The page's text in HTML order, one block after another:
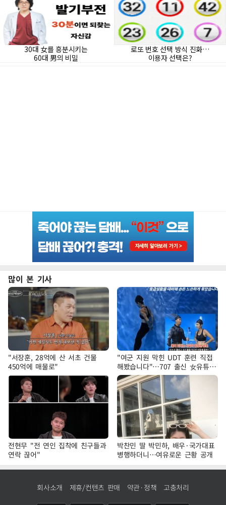
많이 본 기사
"서장훈, 28억에 산 서초 건물
450억에 매물로"
"여군 지원 막힌 UDT 훈련 직접
해봤습니다"…707 출신 女유튜버
'완벽 소화'
전현무 "전 연인 집착에 친구들과
연락 끊어"
박찬민 딸 박민하, 배우·국가대표
병행하더니…여유로운 근황 공개
회사소개 제휴/컨텐츠 판매 약관·정책 고충처리